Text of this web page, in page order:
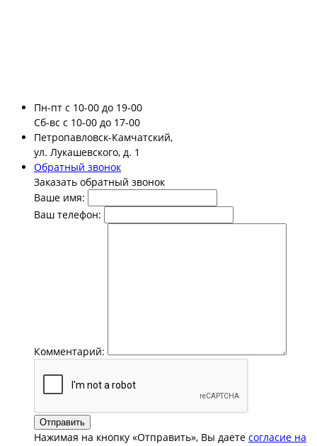
Пн-пт с 10-00 до 19-00
Сб-вс с 10-00 до 17-00
Петропавловск-Камчатский,
ул. Лукашевского, д. 1
Обратный звонок
Заказать обратный звонок
Ваше имя:
Ваш телефон:
Комментарий:
Отправить
Нажимая на кнопку «Отправить», Вы даете согласие на